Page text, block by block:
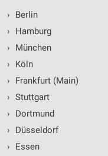
›
Berlin
›
Hamburg
›
München
›
Köln
›
Frankfurt (Main)
› Stuttgart
›
Dortmund
›
Düsseldorf
›
Essen